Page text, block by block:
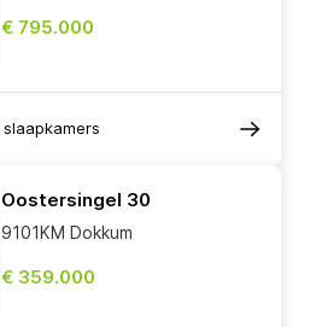
€ 795.000
slaapkamers
Oostersingel 30
9101KM Dokkum
€ 359.000